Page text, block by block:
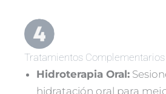
Tratamientos Complementarios
Hidroterapia Oral:
hidratación oral para